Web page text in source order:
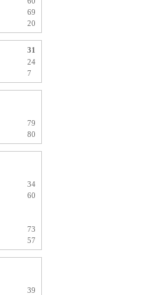
69
20
31
24
7
79
80
34
60
73
57
39